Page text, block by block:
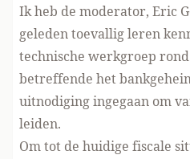
Ik heb de moderator, Eric
geleden toevallig leren
technische werkgroep
betreffende het
uitnodiging ingegaan om
leiden.
Om tot de huidige fiscale